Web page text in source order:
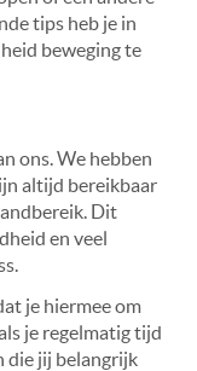
tips heb je in
beweging te
ons. We hebben
altijd bereikbaar
Dit
en veel
je hiermee om
je regelmatig tijd
die jij belangrijk